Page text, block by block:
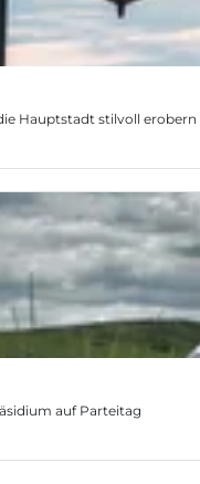
Hauptstadt stilvoll erobern
auf Parteitag